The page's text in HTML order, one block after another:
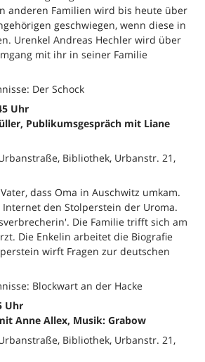
anderen Familien wird bis heute über
geschwiegen, wenn diese in
Urenkel Andreas Hechler wird über
mit ihr in seiner Familie
Der Schock
Uhr
Publikumsgespräch mit Liane
Bibliothek, Urbanstr. 21,
dass Oma in Auschwitz umkam.
den Stolperstein der Uroma.
Die Familie trifft sich am
Die Enkelin arbeitet die Biografie
wirft Fragen zur deutschen
Blockwart an der Hacke
Uhr
Anne Allex, Musik: Grabow
Bibliothek, Urbanstr. 21,